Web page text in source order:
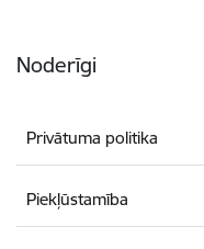
Noderīgi
Privātuma politika
Piekļūstamība